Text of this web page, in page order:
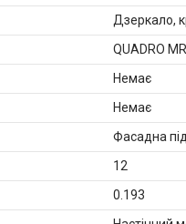
Дзеркало,
QUADRO
Немає
Немає
Фасадна
12
0.193